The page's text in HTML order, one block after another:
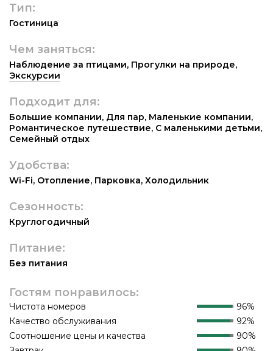
Тип:
Гостиница
Чем заняться:
Наблюдение за птицами, Прогулки на природе,
Экскурсии
Подходит для:
Большие компании, Для пар, Маленькие компании,
Романтическое путешествие, С маленькими детьми,
Семейный отдых
Удобства:
Wi-Fi, Отопление, Парковка, Холодильник
Сезонность:
Круглогодичный
Питание:
Без питания
Гостям понравилось:
Чистота номеров
96%
Качество обслуживания
92%
Соотношение цены и качества
90%